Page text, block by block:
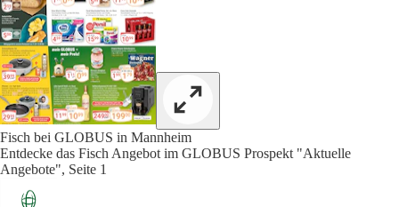
Fisch bei GLOBUS in Mannheim
Entdecke das Fisch Angebot im GLOBUS Prospekt "Aktuelle
Angebote", Seite 1